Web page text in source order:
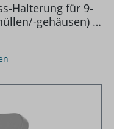
Halterung für 9-
gehäusen) -
kurzer